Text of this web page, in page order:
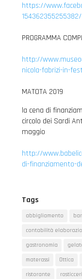
https://
154362355255382/
PROGRAMMA
http://
nicola-fabrizi-in-
MATOTA 2019
la cena di
circolo dei Sardi
maggio
http://
di-finanziamento-
Tags
abbigliamento bar
contabilità
gastronomia
materassi
Ottica
ristorante